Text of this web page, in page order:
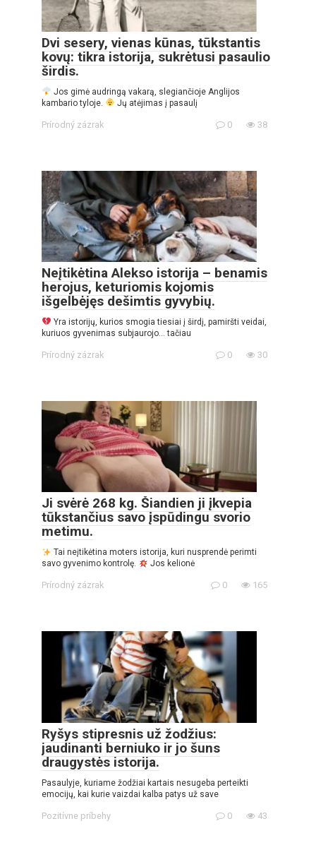
Dvi sesery, vienas kūnas, tūkstantis
kovų: tikra istorija, sukrėtusi pasaulio
širdis.
Jos gimė audringą vakarą, slegiančioje Anglijos
kambario tyloje.
Jų atėjimas į pasaulį
Prírodný zázrak 0 38
Neįtikėtina Alekso istorija – benamis
herojus, keturiomis kojomis
išgelbėjęs dešimtis gyvybių.
Yra istorijų, kurios smogia tiesiai į širdį, pamiršti veidai,
kuriuos gyvenimas subjaurojo… tačiau
Prírodný zázrak 0 30
Ji svėrė 268 kg. Šiandien ji įkvepia
tūkstančius savo įspūdingu svorio
metimu.
Tai neįtikėtina moters istorija, kuri nusprendė perimti
savo gyvenimo kontrolę.
Jos kelionė
Prírodný zázrak 0 165
Ryšys stipresnis už žodžius:
jaudinanti berniuko ir jo šuns
draugystės istorija.
Pasaulyje, kuriame žodžiai kartais nesugeba perteikti
emocijų, kai kurie vaizdai kalba patys už save
Pozitívne príbehy 0 43